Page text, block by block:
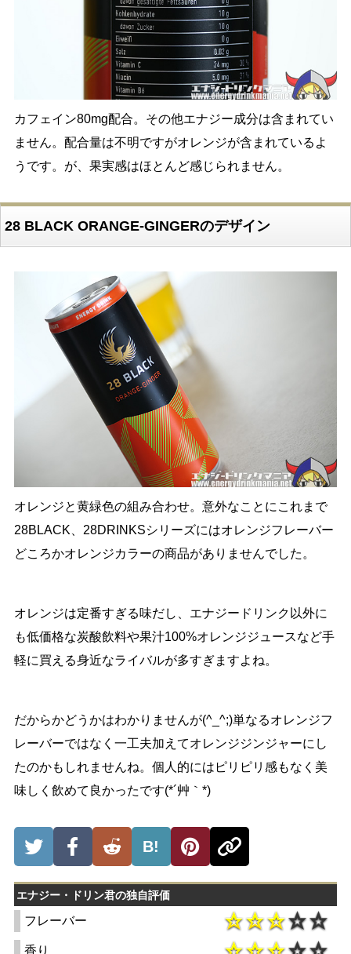
カフェイン80mg配合。その他エナジー成分は含まれてい
ません。配合量は不明ですがオレンジが含まれているよ
うです。が、果実感はほとんど感じられません。
28 BLACK ORANGE-GINGERのデザイン
オレンジと黄緑色の組み合わせ。意外なことにこれまで
28BLACK、28DRINKSシリーズにはオレンジフレーバー
どころかオレンジカラーの商品がありませんでした。
オレンジは定番すぎる味だし、エナジードリンク以外に
も低価格な炭酸飲料や果汁100%オレンジジュースなど手
軽に買える身近なライバルが多すぎますよね。
だからかどうかはわかりませんが(^_^;)単なるオレンジフ
レーバーではなく一工夫加えてオレンジジンジャーにし
たのかもしれませんね。個人的にはピリピリ感もなく美
味しく飲めて良かったです(*´艸｀*)
B!
エナジー・ドリン君の独自評価
フレーバー
香り